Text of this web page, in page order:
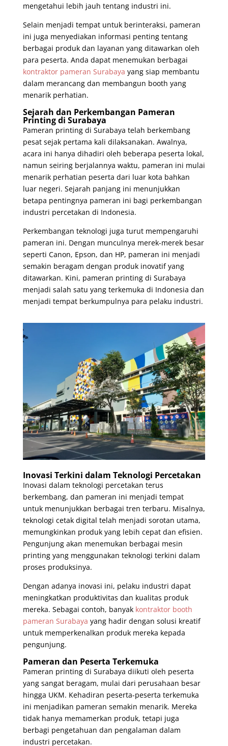
mengetahui lebih jauh tentang industri ini.
Selain menjadi tempat untuk berinteraksi, pameran
ini juga menyediakan informasi penting tentang
berbagai produk dan layanan yang ditawarkan oleh
para peserta. Anda dapat menemukan berbagai
kontraktor pameran Surabaya yang siap membantu
dalam merancang dan membangun booth yang
menarik perhatian.
Sejarah dan Perkembangan Pameran
Printing di Surabaya
Pameran printing di Surabaya telah berkembang
pesat sejak pertama kali dilaksanakan. Awalnya,
acara ini hanya dihadiri oleh beberapa peserta lokal,
namun seiring berjalannya waktu, pameran ini mulai
menarik perhatian peserta dari luar kota bahkan
luar negeri. Sejarah panjang ini menunjukkan
betapa pentingnya pameran ini bagi perkembangan
industri percetakan di Indonesia.
Perkembangan teknologi juga turut mempengaruhi
pameran ini. Dengan munculnya merek-merek besar
seperti Canon, Epson, dan HP, pameran ini menjadi
semakin beragam dengan produk inovatif yang
ditawarkan. Kini, pameran printing di Surabaya
menjadi salah satu yang terkemuka di Indonesia dan
menjadi tempat berkumpulnya para pelaku industri.
Inovasi Terkini dalam Teknologi Percetakan
Inovasi dalam teknologi percetakan terus
berkembang, dan pameran ini menjadi tempat
untuk menunjukkan berbagai tren terbaru. Misalnya,
teknologi cetak digital telah menjadi sorotan utama,
memungkinkan produk yang lebih cepat dan efisien.
Pengunjung akan menemukan berbagai mesin
printing yang menggunakan teknologi terkini dalam
proses produksinya.
Dengan adanya inovasi ini, pelaku industri dapat
meningkatkan produktivitas dan kualitas produk
mereka. Sebagai contoh, banyak kontraktor booth
pameran Surabaya yang hadir dengan solusi kreatif
untuk memperkenalkan produk mereka kepada
pengunjung.
Pameran dan Peserta Terkemuka
Pameran printing di Surabaya diikuti oleh peserta
yang sangat beragam, mulai dari perusahaan besar
hingga UKM. Kehadiran peserta-peserta terkemuka
ini menjadikan pameran semakin menarik. Mereka
tidak hanya memamerkan produk, tetapi juga
berbagi pengetahuan dan pengalaman dalam
industri percetakan.